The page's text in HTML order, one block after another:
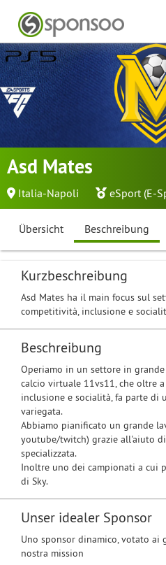
Asd Mates
Italia-Napoli eSport (E-
Übersicht Beschreibung
Kurzbeschreibung
Asd Mates ha il main focus sul
competitività, inclusione e
Beschreibung
Operiamo in un settore in
calcio virtuale 11vs11, che oltre
inclusione e socialità, fa parte di
variegata.
Abbiamo pianificato un grande
youtube/twitch) grazie all'aiuto
specializzata.
Inoltre uno dei campionati a cui
di Sky.
Unser idealer Sponsor
Uno sponsor dinamico, votato
nostra mission